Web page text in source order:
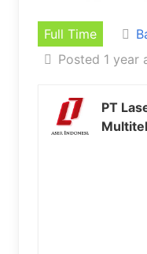
Full Time
Posted 1 year
PT